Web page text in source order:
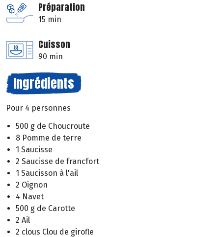
Préparation
15 min
Cuisson
90 min
Ingrédients
Pour 4 personnes
500 g de Choucroute
8 Pomme de terre
1 Saucisse
2 Saucisse de francfort
1 Saucisson à l'ail
2 Oignon
4 Navet
500 g de Carotte
2 Ail
2 clous Clou de girofle